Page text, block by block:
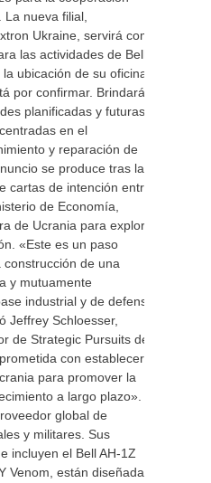
nueva filial,
Ukraine, servirá como
las actividades de Bell
ubicación de su oficina
por confirmar. Brindará
planificadas y futuras
en el
y reparación de
se produce tras la
cartas de intención entre
de Economía,
de Ucrania para explorar
«Este es un paso
de una
y mutuamente
industrial y de defensa
Jeffrey Schloesser,
de Strategic Pursuits de
con establecer
para promover la
a largo plazo».
global de
y militares. Sus
incluyen el Bell AH-1Z
Venom, están diseñadas